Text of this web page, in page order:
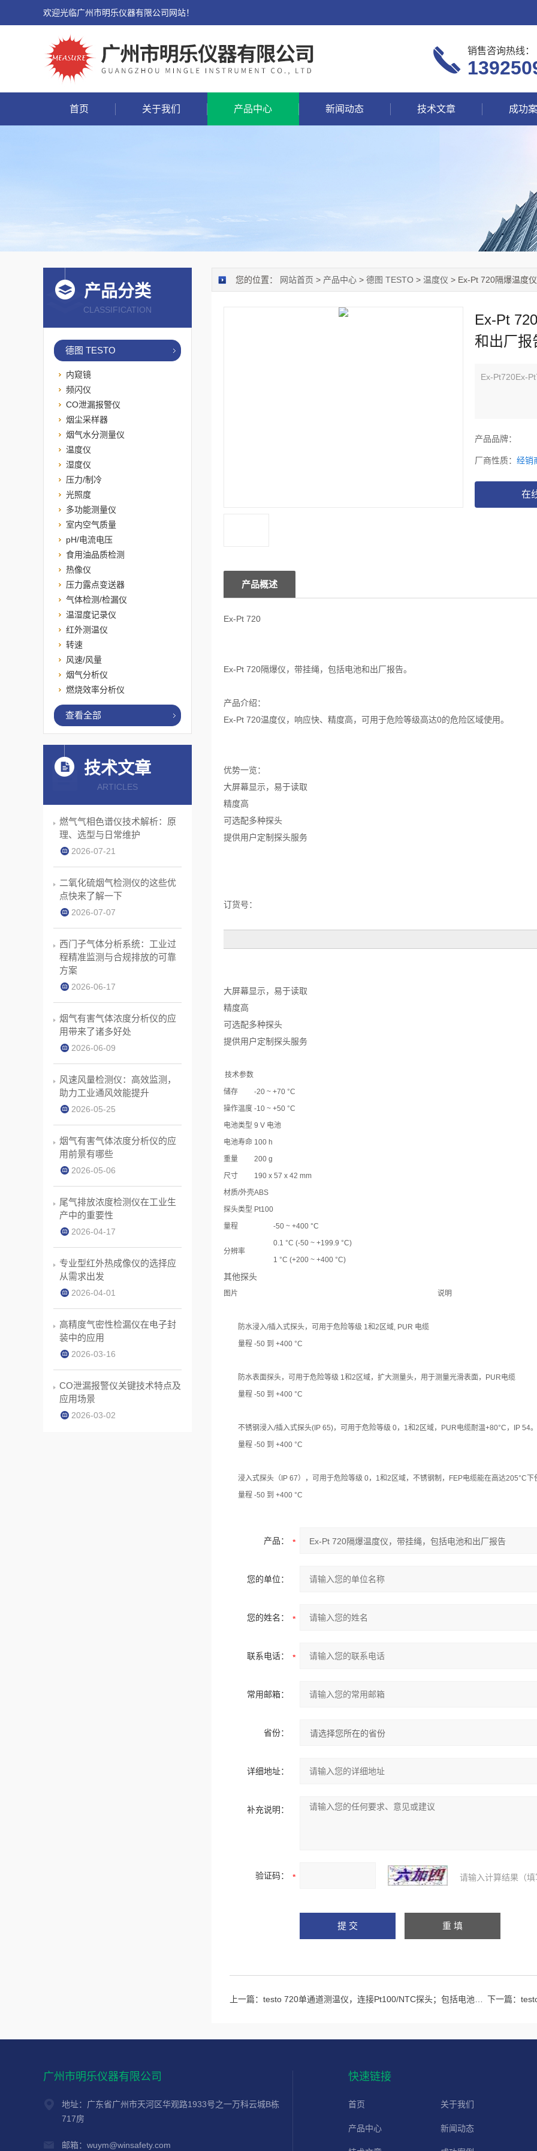
欢迎光临广州市明乐仪器有限公司网站！
销售咨询热线：
首页 关于我们 产品中心 新闻动态 技术文章 成功
您的位置： 网站首页 > 产品中心 > 德图 TESTO > 温度仪 > Ex-Pt 720隔爆温度
Ex-Pt
和出厂报
Ex-Pt720Ex-
产品品牌：
厂商性质： 经销
在
产品概述
Ex-Pt 720
Ex-Pt 720隔爆仪，带挂绳，包括电池和出厂报告。
产品介绍：
Ex-Pt 720温度仪，响应快、精度高，可用于危险等级高达0的危险区域使用。
优势一览：
大屏幕显示，易于读取
精度高
可选配多种探头
提供用户定制探头服务
订货号：
大屏幕显示，易于读取
精度高
可选配多种探头
提供用户定制探头服务
技术参数
储存
-20 ~ +70 °C
操作温度 -10 ~ +50 °C
电池类型 9 V 电池
电池寿命 100 h
重量
200 g
尺寸
190 x 57 x 42 mm
材质/外壳ABS
探头类型 Pt100
量程
-50 ~ +400 °C
分辨率
0.1 °C (-50 ~ +199.9 °C)
1 °C (+200 ~ +400 °C)
其他探头
图片 说明
防水浸入/插入式探头，可用于危险等级 1和2区域, PUR 电缆
量程 -50 到 +400 °C
防水表面探头，可用于危险等级 1和2区域，扩大测量头，用于测量光滑表面，PUR电缆
量程 -50 到 +400 °C
不锈钢浸入/插入式探头(IP 65)，可用于危险等级 0，1和2区域，PUR电缆耐温+80°C，IP 54
量程 -50 到 +400 °C
浸入式探头（IP 67），可用于危险等级 0，1和2区域，不锈钢制，FEP电缆能在高达205°C
量程 -50 到 +400 °C
产品：
您的单位：
您的姓名：
联系电话：
常用邮箱：
省份：
详细地址：
补充说明：
验证码： 请输入计算结果（
上一篇： testo 720单通道测温仪，连接Pt100/NTC探头；包括电池和出厂报告 下一篇：
产品分类
CLASSIFICATION
德图 TESTO
内窥镜
频闪仪
CO泄漏报警仪
烟尘采样器
烟气水分测量仪
温度仪
湿度仪
压力/制冷
光照度
多功能测量仪
室内空气质量
pH/电流电压
食用油品质检测
热像仪
压力露点变送器
气体检测/检漏仪
温湿度记录仪
红外测温仪
转速
风速/风量
烟气分析仪
燃烧效率分析仪
查看全部
技术文章
ARTICLES
燃气气相色谱仪技术解析：原
理、选型与日常维护
2026-07-21
二氧化硫烟气检测仪的这些优
点快来了解一下
2026-07-07
西门子气体分析系统：工业过
程精准监测与合规排放的可靠
方案
2026-06-17
烟气有害气体浓度分析仪的应
用带来了诸多好处
2026-06-09
风速风量检测仪：高效监测，
助力工业通风效能提升
2026-05-25
烟气有害气体浓度分析仪的应
用前景有哪些
2026-05-06
尾气排放浓度检测仪在工业生
产中的重要性
2026-04-17
专业型红外热成像仪的选择应
从需求出发
2026-04-01
高精度气密性检漏仪在电子封
装中的应用
2026-03-16
CO泄漏报警仪关键技术特点及
应用场景
2026-03-02
广州市明乐仪器有限公司
地址：广东省广州市天河区华观路1933号之一万科云城B栋
717房
邮箱：wuym@winsafety.com
快速链接
首页 关于我们
产品中心 新闻动态